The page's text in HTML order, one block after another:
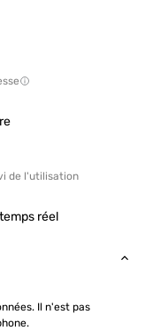
de l'utilisation
réel
Il n'est pas